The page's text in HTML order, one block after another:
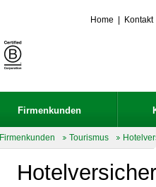
Home Kontakt
Firmenkunden
Firmenkunden Tourismus